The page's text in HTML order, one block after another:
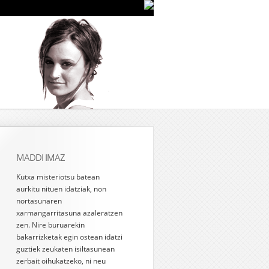
MADDI IMAZ
Kutxa misteriotsu batean
aurkitu nituen idatziak, non
nortasunaren
xarmangarritasuna azaleratzen
zen. Nire buruarekin
bakarrizketak egin ostean idatzi
guztiek zeukaten isiltasunean
zerbait oihukatzeko, ni neu